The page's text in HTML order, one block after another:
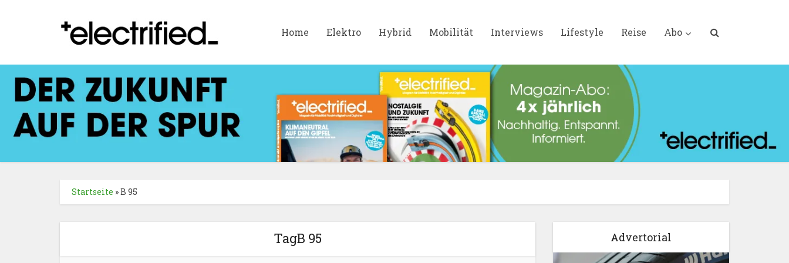
Home Elektro Hybrid Mobilität Interviews Lifestyle Reise Abo
Startseite »B 95
TagB 95 Advertorial